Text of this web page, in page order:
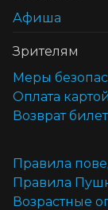
Афиша
Зрителям
Меры
Оплата картой
Возврат
Правила
Правила
Возрастные